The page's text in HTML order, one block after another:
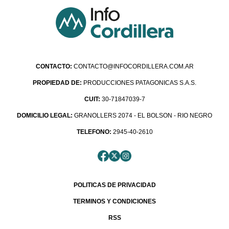
CONTACTO: CONTACTO@INFOCORDILLERA.COM.AR
PROPIEDAD DE: PRODUCCIONES PATAGONICAS S.A.S.
CUIT: 30-71847039-7
DOMICILIO LEGAL: GRANOLLERS 2074 - EL BOLSON - RIO NEGRO
TELEFONO: 2945-40-2610
POLITICAS DE PRIVACIDAD
TERMINOS Y CONDICIONES
RSS